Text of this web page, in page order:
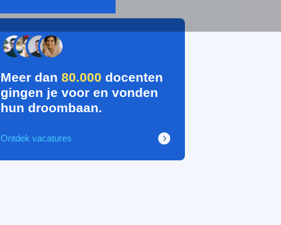
Meer dan80.000 docenten
gingen je voor en vonden
hun droombaan.
Ontdek vacatures